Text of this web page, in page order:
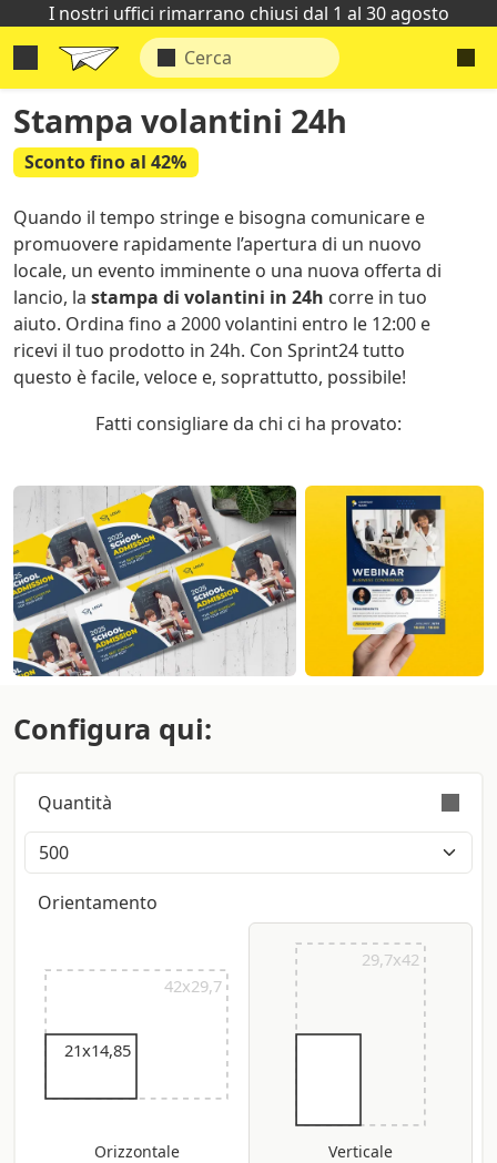
I nostri uffici rimarrano chiusi dal 1 al 30 agosto
Stampa volantini 24h
Sconto fino al 42%
Quando il tempo stringe e bisogna comunicare e
promuovere rapidamente l’apertura di un nuovo
locale, un evento imminente o una nuova offerta di
lancio, la stampa di volantini in 24h corre in tuo
aiuto. Ordina fino a 2000 volantini entro le 12:00 e
ricevi il tuo prodotto in 24h. Con Sprint24 tutto
questo è facile, veloce e, soprattutto, possibile!
Fatti consigliare da chi ci ha provato:
Configura qui:
Quantità
L’ordine è validamente eseguito con tolleranza
sulla quantità di +/- 5%
Orientamento
42x29,7
21x14,85
Orizzontale
29,7x42
Verticale